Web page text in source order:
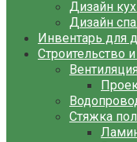
Дизайн
Дизайн
Инвентарь для
Строительство
Вентиляция
Стяжка